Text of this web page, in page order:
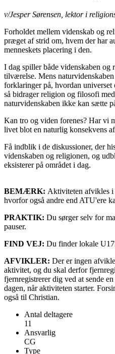
v/Jesper Sørensen, lektor i
Forholdet mellem videnskab og
præget af strid om, hvem der har
menneskets placering i den.
I dag spiller både videnskaben og
tilværelse. Mens
forklaringer på, hvordan
så bidrager religion og filosofi
naturvidenskaben ikke kan sætte
Kan tro og viden forenes? Har vi
livet blot en naturlig konsekvens
Få indblik i de diskussioner, der
videnskaben og religionen, og
eksisterer på området i dag.
BEMÆRK: Aktiviteten afvikles i
hvorfor også andre end ATU'ere
PRAKTIK: Du sørger selv for
pauser.
FIND VEJ: Du finder lokale
AFVIKLER: Der er ingen
aktivitet, og du skal derfor
fjernregistrerer dig ved at sende
dagen, når aktiviteten starter.
også til Christian.
Antal deltagere
11
Ansvarlig
CG
Type